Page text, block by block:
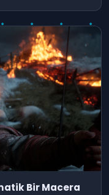
Bir Macera